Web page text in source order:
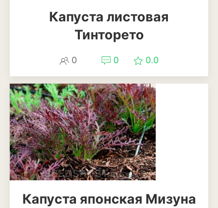
Дыня
Ирга
Капуста листовая
Тинторето
0 0 0.0
Капуста японская Мизуна